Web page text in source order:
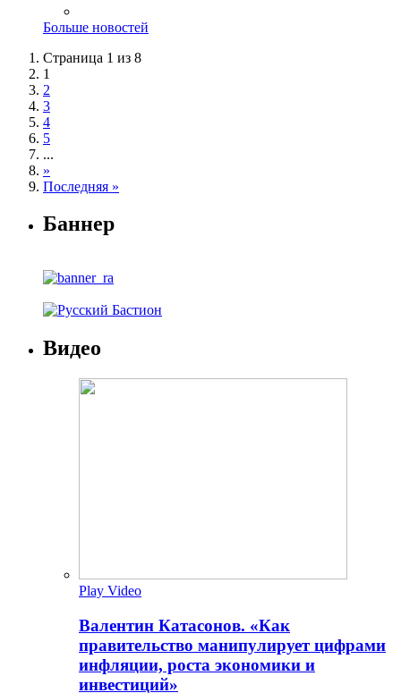
Больше новостей
Страница 1 из 8
1
2
3
4
5
...
»
Последняя »
Баннер
Видео
Play Video
Валентин Катасонов. «Как
правительство манипулирует цифрами
инфляции, роста экономики и
инвестиций»